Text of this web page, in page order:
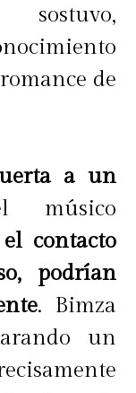
de
a un
músico
contacto
podrían
. Bimza
un